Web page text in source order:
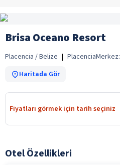
Brisa Oceano Resort
Placencia / Belize | PlacenciaMerkez:
Haritada Gör
Fiyatları görmek için tarih seçiniz
Otel Özellikleri